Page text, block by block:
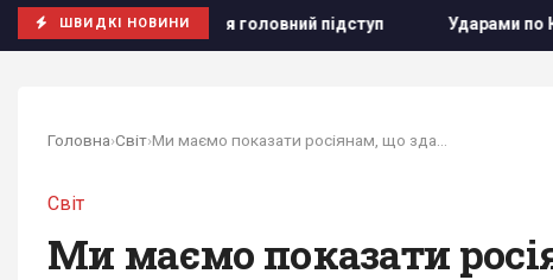
ШВИДКІ НОВИНИ
головний підступ Ударами по Києву Путін рятує свій
Головна›Світ›
Світ
Ми маємо показати